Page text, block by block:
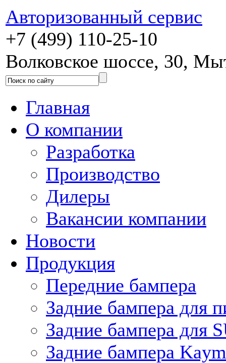
Авторизованный сервис
+7 (499) 110-25-10
Волковское шоссе, 30,
Главная
О компании
Разработка
Производство
Дилеры
Вакансии компании
Новости
Продукция
Передние бампера
Задние бампера для
Задние бампера для
Задние бампера